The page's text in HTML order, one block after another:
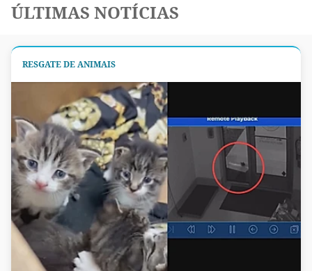
ÚLTIMAS NOTÍCIAS
RESGATE DE ANIMAIS